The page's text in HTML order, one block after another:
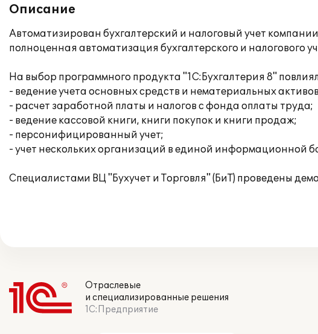
Описание
Автоматизирован бухгалтерский и налоговый учет
полноценная автоматизация бухгалтерского и налогового
На выбор программного продукта "1С:Бухгалтерия 8"
- ведение учета основных средств и нематериальных
- расчет заработной платы и налогов с фонда оплаты труда;
- ведение кассовой книги, книги покупок и книги продаж;
- персонифицированный учет;
- учет нескольких организаций в единой информационной
Специалистами ВЦ "Бухучет и Торговля" (БиТ) проведены
Отраслевые
и специализированные решения
1С:Предприятие